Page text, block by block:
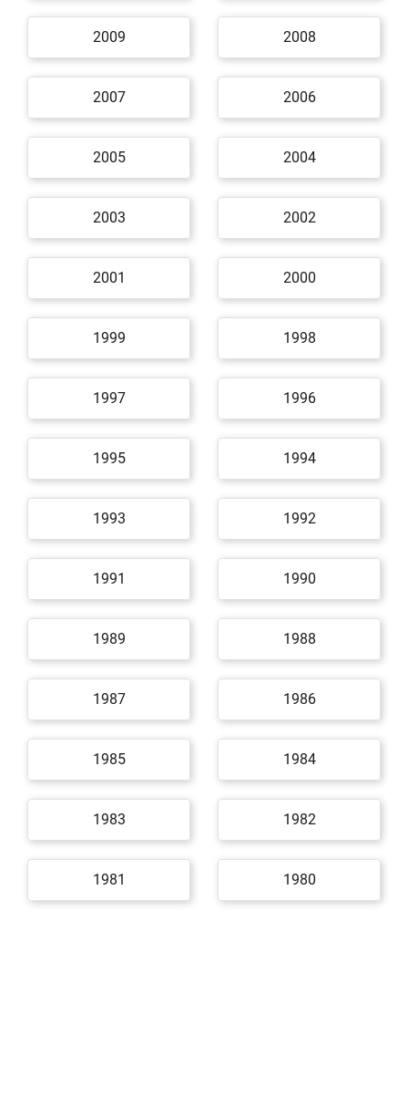
2009 2008
2007 2006
2005 2004
2003 2002
2001 2000
1999 1998
1997 1996
1995 1994
1993 1992
1991 1990
1989 1988
1987 1986
1985 1984
1983 1982
1981 1980